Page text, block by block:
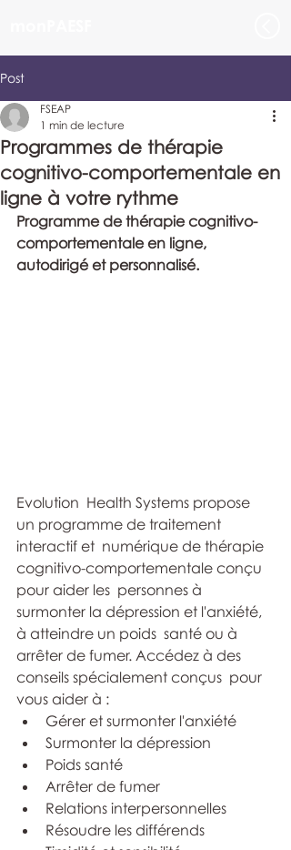
Post
Programmes de thérapie
cognitivo-comportementale en
ligne à votre rythme
FSEAP
1 min de lecture
Programme de thérapie cognitivo-
comportementale en ligne,
autodirigé et personnalisé.
Evolution  Health Systems propose
un programme de traitement
interactif et  numérique de thérapie
cognitivo-comportementale conçu
pour aider les  personnes à
surmonter la dépression et l'anxiété,
à atteindre un poids  santé ou à
arrêter de fumer. Accédez à des
conseils spécialement conçus  pour
vous aider à :
Gérer et surmonter l'anxiété
Surmonter la dépression
Poids santé
Arrêter de fumer
Relations interpersonnelles
Résoudre les différends